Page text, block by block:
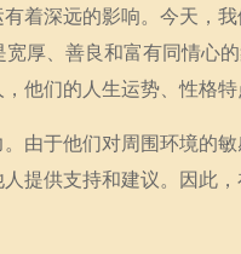
着深远的影响。今天，
厚、善良和富有同情心
他们的人生运势、性格特
由于他们对周围环境的
提供支持和建议。因此